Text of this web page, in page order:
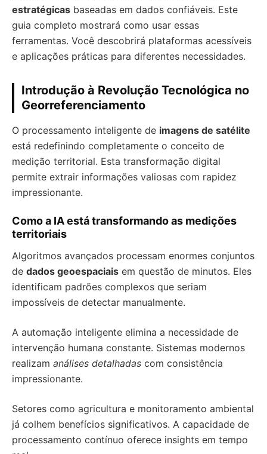
estratégicas baseadas em dados confiáveis. Este
guia completo mostrará como usar essas
ferramentas. Você descobrirá plataformas acessíveis
e aplicações práticas para diferentes necessidades.
Introdução à Revolução Tecnológica no
Georreferenciamento
O processamento inteligente de imagens de satélite
está redefinindo completamente o conceito de
medição territorial. Esta transformação digital
permite extrair informações valiosas com rapidez
impressionante.
Como a IA está transformando as medições
territoriais
Algoritmos avançados processam enormes conjuntos
de dados geoespaciais em questão de minutos. Eles
identificam padrões complexos que seriam
impossíveis de detectar manualmente.
A automação inteligente elimina a necessidade de
intervenção humana constante. Sistemas modernos
realizam análises detalhadas com consistência
impressionante.
Setores como agricultura e monitoramento ambiental
já colhem benefícios significativos. A capacidade de
processamento contínuo oferece insights em tempo